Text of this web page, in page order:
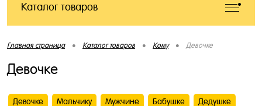
Каталог товаров
Главная страница • Каталог товаров • Кому • Девочке
Девочке
Девочке Мальчику Мужчине Бабушке Дедушке